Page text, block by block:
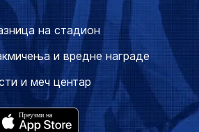
на стадион
и вредне награде
и меч центар